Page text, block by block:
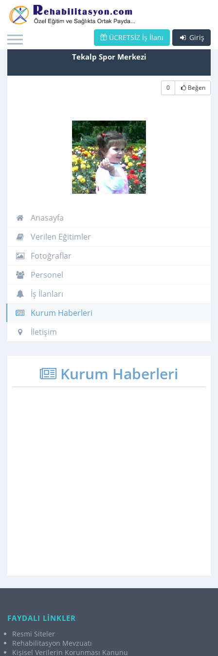
Giriş
ÜCRETSİZ İş İlanı
Tekalp Spor Merkezi
0 Beğen
Anasayfa
Verilen Eğitimler
Fotoğraflar
Personel
İş İlanları
Kurum Haberleri
İletişim
Kurum Haberleri
FAYDALI LİNKLER
Resmi Siteler
Rehabilitasyon Mevzuatı
Kişisel Verilerin Korunması Kanunu